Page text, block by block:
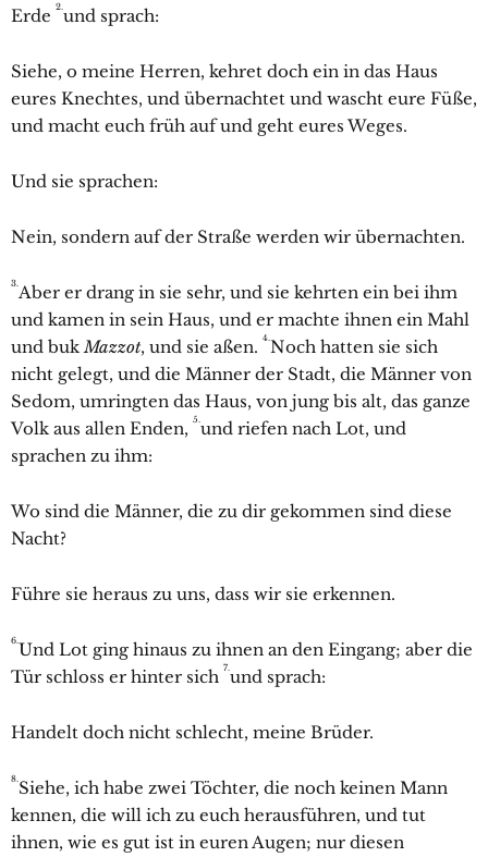
Erde 2.und sprach:
Siehe, o meine Herren, kehret doch ein in das Haus
eures Knechtes, und übernachtet und wascht eure Füße,
und macht euch früh auf und geht eures Weges.
Und sie sprachen:
Nein, sondern auf der Straße werden wir übernachten.
3.Aber er drang in sie sehr, und sie kehrten ein bei ihm
und kamen in sein Haus, und er machte ihnen ein Mahl
und buk Mazzot, und sie aßen. 4.Noch hatten sie sich
nicht gelegt, und die Männer der Stadt, die Männer von
Sedom, umringten das Haus, von jung bis alt, das ganze
Volk aus allen Enden, 5.und riefen nach Lot, und
sprachen zu ihm:
Wo sind die Männer, die zu dir gekommen sind diese
Nacht?
Führe sie heraus zu uns, dass wir sie erkennen.
6.Und Lot ging hinaus zu ihnen an den Eingang; aber die
Tür schloss er hinter sich 7.und sprach:
Handelt doch nicht schlecht, meine Brüder.
8.Siehe, ich habe zwei Töchter, die noch keinen Mann
kennen, die will ich zu euch herausführen, und tut
ihnen, wie es gut ist in euren Augen; nur diesen